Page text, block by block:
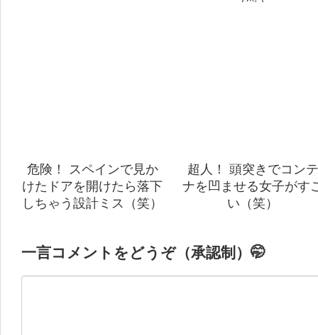
（笑）
危険！ スペインで見か
けたドアを開けたら落下
しちゃう設計ミス（笑）
超人！ 頭突きでコンテ
ナを凹ませる女子がす
い（笑）
一言コメントをどうぞ（承認制）🤭